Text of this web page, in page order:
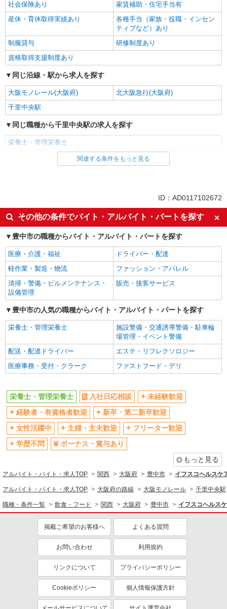
社会保険あり
家賃補助・住宅手当有
産休・育休取得実績あり
各種手当（家族・役職・インセン
ティブなど）あり
制服貸与
研修制度あり
資格取得支援制度あり
同じ沿線・駅から求人を探す
大阪モノレール(大阪府)
北大阪急行(大阪府)
千里中央駅
同じ職種から千里中央駅の求人を探す
栄養士・管理栄養士
同じ雇用形態から千里中央駅の求人を探す
入社日応相談
未経験歓迎
経験者・有資格者歓迎
新卒・第二新卒歓迎
女性活躍中
主婦・主夫歓迎
フリーター歓迎
学歴不問
ボーナス・賞与あり
昇給あり
禁煙・分煙
交通費支給
社会保険あり
家賃補助・住宅手当有
産休・育休取得実績あり
各種手当（家族・役職・インセン
ティブなど）あり
研修制度あり
資格取得支援制度あり
同じ職種から求人を探す
飲食・フード
栄養士・管理栄養士
同じ特徴から求人を探す
未経験歓迎
ボーナス・賞与あり
関連する条件をもっと見る
ID：AD0117102672
その他の条件でバイト・アルバイト・パートを探す
豊中市の職種からバイト・アルバイト・パートを探す
医療・介護・福祉
ドライバー・配達
軽作業・製造・物流
ファッション・アパレル
清掃・警備・ビルメンテナンス・
設備管理
販売・接客サービス
豊中市の人気の職種からバイト・アルバイト・パートを探す
栄養士・管理栄養士
施設警備・交通誘導警備・駐車輪
場管理・イベント警備
配送・配達ドライバー
エステ・リフレクソロジー
医療事務・受付・クラーク
ファストフード・デリ
栄養士・管理栄養士 入社日応相談
未経験歓迎
経験者・有資格者歓迎
新卒・第二新卒歓迎
女性活躍中
主婦・主夫歓迎
フリーター歓迎
学歴不問
ボーナス・賞与あり
もっと見る
アルバイト・バイト・求人TOP 関西 大阪府 豊中市 イフスコヘルスケ
アルバイト・バイト・求人TOP 大阪府の路線 大阪モノレール 千里中央駅
職種・条件一覧 飲食・フード 関西 大阪府 豊中市 イフスコヘルス
掲載ご希望のお客様へ よくある質問
お問い合わせ 利用規約
リンクについて プライバシーポリシー
Cookieポリシー 個人情報保護方針